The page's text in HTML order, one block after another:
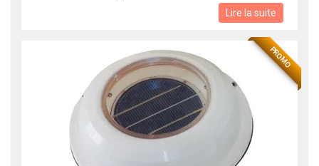
Lire la suite
PROMO